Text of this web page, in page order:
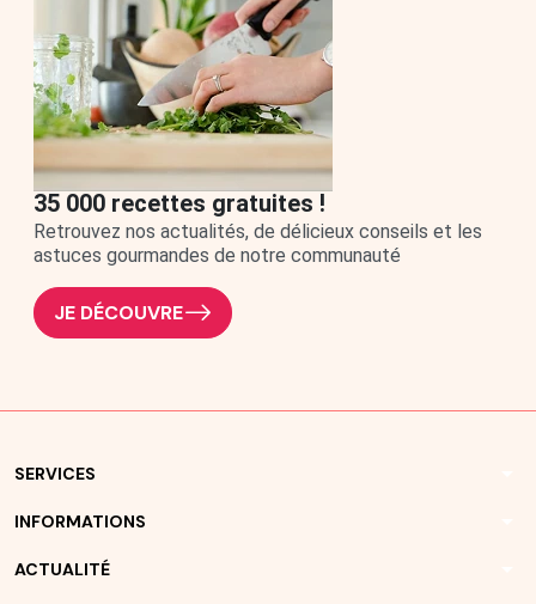
35 000 recettes gratuites !
Retrouvez nos actualités, de délicieux conseils et les
astuces gourmandes de notre communauté
JE DÉCOUVRE
SERVICES
INFORMATIONS
ACTUALITÉ